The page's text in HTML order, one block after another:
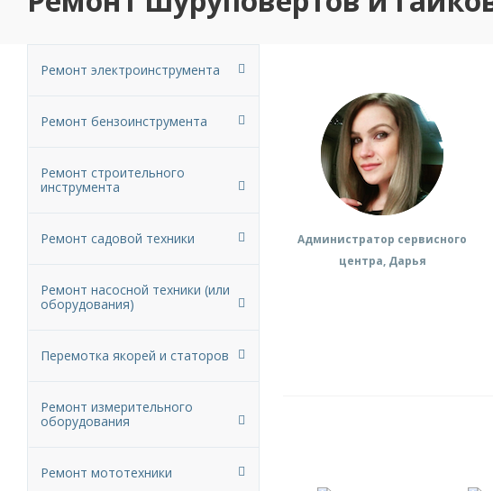
Администратор сервисного
центра, Дарья
Ремонт электроинструмента
Ремонт бензоинструмента
Ремонт строительного
инструмента
Ремонт садовой техники
Ремонт насосной техники (или
оборудования)
Перемотка якорей и статоров
Ремонт измерительного
оборудования
Ремонт мототехники